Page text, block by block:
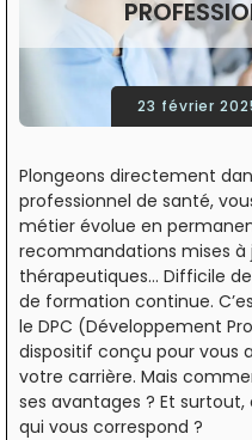
23 février
Plongeons directement
professionnel de santé,
métier évolue en
recommandations mises à
thérapeutiques… Difficile
de formation continue.
le DPC (Développement
dispositif conçu pour vous
votre carrière. Mais
ses avantages ? Et
qui vous correspond ?